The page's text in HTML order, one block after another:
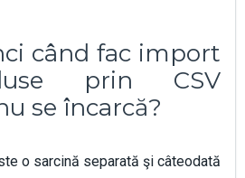
când fac import
prin CSV
se încarcă?
o sarcină separată şi câteodată